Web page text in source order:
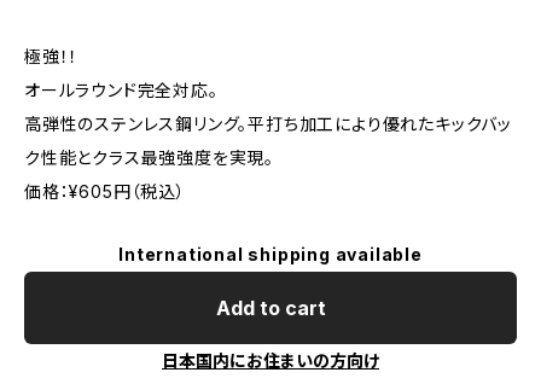
極強！！
オールラウンド完全対応。
高弾性のステンレス鋼リング。平打ち加工により優れたキックバッ
ク性能とクラス最強強度を実現。
価格：¥605円（税込）
International shipping available
Add to cart
日本国内にお住まいの方向け